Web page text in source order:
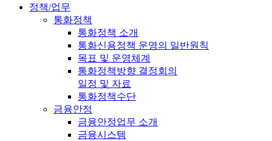
정책/업무
통화정책
통화정책 소개
통화신용정책 운영의 일반원칙
목표 및 운영체계
통화정책방향 결정회의
일정 및 자료
통화정책수단
금융안정
금융안정업무 소개
금융시스템